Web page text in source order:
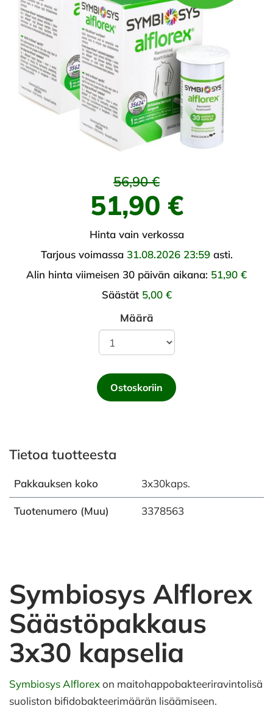
56,90 €
51,90 €
Hinta vain verkossa
Tarjous voimassa 31.08.2026 23:59asti.
Alin hinta viimeisen 30 päivän aikana: 51,90 €
Säästät 5,00 €
Määrä
Ostoskoriin
Tietoa tuotteesta
Pakkauksen koko 3x30kaps.
Tuotenumero (Muu) 3378563
Symbiosys Alflorex
Säästöpakkaus
3x30 kapselia
Symbiosys Alflorexon maitohappobakteeriravintolisä
suoliston bifidobakteerimäärän lisäämiseen.